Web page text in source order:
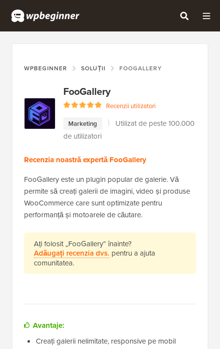
WPBEGINNER SOLUȚII FOOGALLERY
FooGallery
Recenzii utilizatori
Marketing
Utilizat de peste 100.000
de utilizatori
Recenzia noastră expertă FooGallery
FooGallery este un plugin popular de galerie. Vă
permite să creați galerii de imagini, video și produse
WooCommerce care sunt optimizate pentru
performanță și motoarele de căutare.
Ați folosit „FooGallery” înainte?
Adăugați recenzia dvs. pentru a ajuta
comunitatea.
Avantaje:
Creați galerii nelimitate, responsive pe mobil